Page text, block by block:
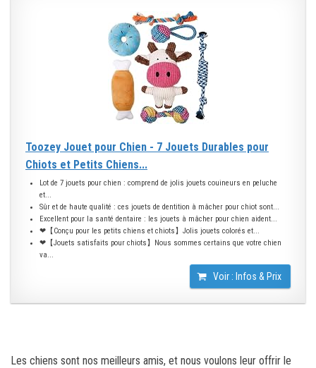
Toozey Jouet pour Chien - 7 Jouets Durables pour
Chiots et Petits Chiens...
Lot de 7 jouets pour chien : comprend de jolis jouets couineurs en peluche
et...
Sûr et de haute qualité : ces jouets de dentition à mâcher pour chiot sont...
Excellent pour la santé dentaire : les jouets à mâcher pour chien aident...
❤【Conçu pour les petits chiens et chiots】Jolis jouets colorés et...
❤【Jouets satisfaits pour chiots】Nous sommes certains que votre chien
va...
Voir : Infos & Prix
Les chiens sont nos meilleurs amis, et nous voulons leur offrir le